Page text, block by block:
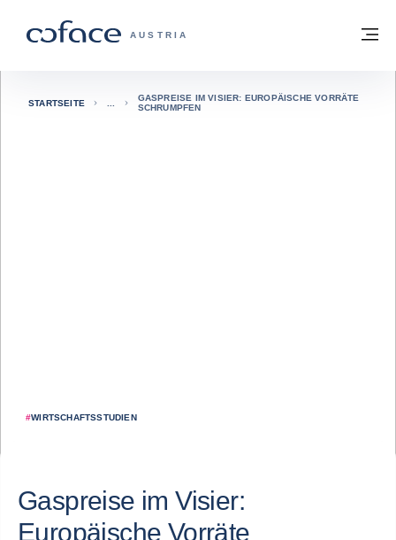
COFACE FOR TRADE - WEBSEITE DER
AUSTRIA
Zurück zur Startseite
#WIRTSCHAFTSSTUDIEN
STARTSEITE
GASPREISE IM VISIER: EUROPÄISCHE VORRÄTE
SCHRUMPFEN
Gaspreise im Visier:
Europäische Vorräte